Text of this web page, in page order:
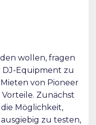
wollen, fragen
DJ-Equipment zu
von Pioneer
Zunächst
Möglichkeit,
zu testen,